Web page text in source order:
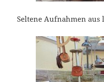
Seltene Aufnahmen